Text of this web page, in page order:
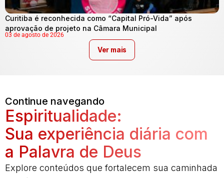
Curitiba é reconhecida como “Capital Pró-Vida” após
aprovação de projeto na Câmara Municipal
03 de agosto de 2026
Ver mais
Continue navegando
Espiritualidade:
Sua experiência diária com
a Palavra de Deus
Explore conteúdos que fortalecem sua caminhada